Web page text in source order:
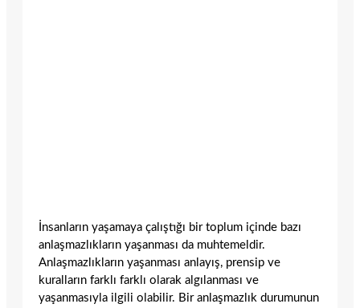
İnsanların yaşamaya çalıştığı bir toplum içinde bazı
anlaşmazlıkların yaşanması da muhtemeldir.
Anlaşmazlıkların yaşanması anlayış, prensip ve
kuralların farklı farklı olarak algılanması ve
yaşanmasıyla ilgili olabilir. Bir anlaşmazlık durumunun